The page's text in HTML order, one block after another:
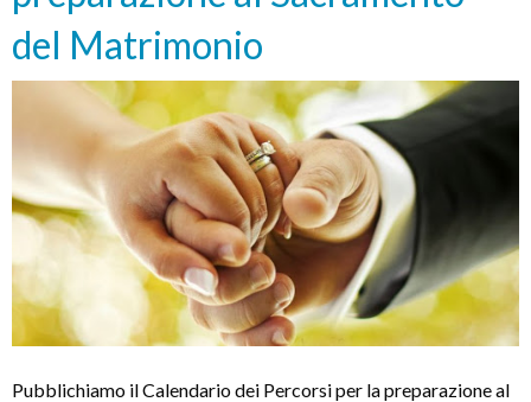
del Matrimonio
Pubblichiamo il Calendario dei Percorsi per la preparazione al